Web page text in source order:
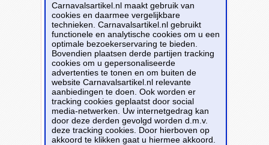
Grijze oma/Sarah/oude vrouwen verkleed
damespruik. Deze korte grijze pruik met
krullen kan goed gebruikt worden als oma
pruik. Kijk voor nog meer soorten pruiken
verder in deze feestwinkel. Ook voor 50 jaar
poppen feestartikelen/tuin versieringen. Let
op: dit is een verkleedaccessoire voor
volwassenen, geen speelgoed.
Dit carnavalsartikelGrijze dames pruik- oma
- Sarah - Oude vrouwen pruik - 50 jaar -
verjaardag is te bestellen bijPinkystyle.nlvoor
€ 14,50.
Carnavalsartikel.nl maakt gebruik van
cookies en daarmee vergelijkbare
technieken. Carnavalsartikel.nl gebruikt
functionele en analytische cookies om u een
optimale bezoekerservaring te bieden.
Bovendien plaatsen derde partijen tracking
cookies om u gepersonaliseerde
advertenties te tonen en om buiten de
website Carnavalsartikel.nl relevante
aanbiedingen te doen. Ook worden er
tracking cookies geplaatst door social
media-netwerken. Uw internetgedrag kan
door deze derden gevolgd worden d.m.v.
deze tracking cookies. Door hierboven op
akkoord te klikken gaat u hiermee akkoord.